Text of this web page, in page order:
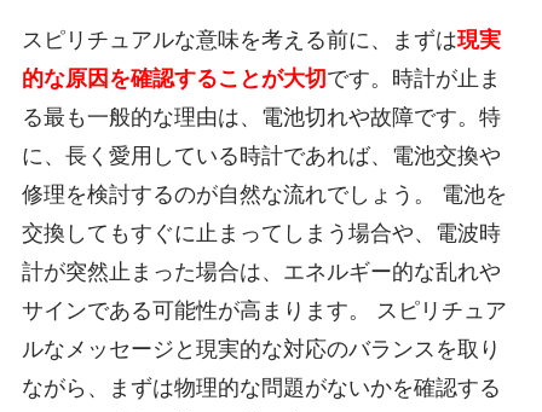
スピリチュアルな意味を考える前に、まずは現実
的な原因を確認することが大切です。時計が止ま
る最も一般的な理由は、電池切れや故障です。特
に、長く愛用している時計であれば、電池交換や
修理を検討するのが自然な流れでしょう。 電池を
交換してもすぐに止まってしまう場合や、電波時
計が突然止まった場合は、エネルギー的な乱れや
サインである可能性が高まります。 スピリチュア
ルなメッセージと現実的な対応のバランスを取り
ながら、まずは物理的な問題がないかを確認する